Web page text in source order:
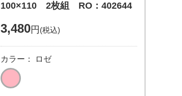
100×110 2枚組 RO：402644
3,480円 (税込)
カラー： ロゼ